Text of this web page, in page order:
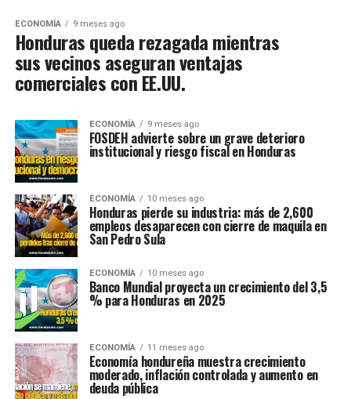
ECONOMÍA 9 meses ago
Honduras queda rezagada mientras
sus vecinos aseguran ventajas
comerciales con EE.UU.
ECONOMÍA 9 meses ago
FOSDEH advierte sobre un grave deterioro
institucional y riesgo fiscal en Honduras
ECONOMÍA 10 meses ago
Honduras pierde su industria: más de 2,600
empleos desaparecen con cierre de maquila en
San Pedro Sula
ECONOMÍA 10 meses ago
Banco Mundial proyecta un crecimiento del 3,5
% para Honduras en 2025
ECONOMÍA 11 meses ago
Economía hondureña muestra crecimiento
moderado, inflación controlada y aumento en
deuda pública